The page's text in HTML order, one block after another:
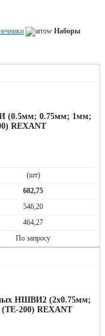
Наборы
(0.5мм; 0.75мм; 1мм;
REXANT
(шт)
682,75
546,20
464,27
По запросу
НШВИ2 (2х0.75мм;
200) REXANT